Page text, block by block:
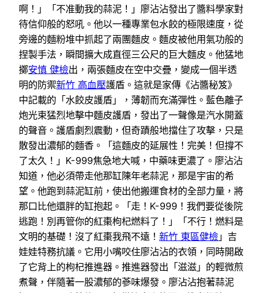
啊！」「不准動我的蒜泥！」廖沾沾發出了醬料學家對
待信仰般的怒吼。他以一種專業包水餃的極限速度，從
旁邊的麵粉堆中抓起了兩團麵皮。麵皮被他用氣功般的
捏製手法，瞬間擴大成直徑三公尺的巨大麵皮。他猛地
擲安慎 健檢出，兩張麵皮在空中交疊，變成一個半透
明的防禦新竹 高血壓護盾。這就是家傳《沾醬秘笈》
中記載的「水餃皮護盾」，薄韌而充滿彈性。藍色離子
炮光束猛烈地擊中麵皮護盾，發出了一聲像是汽水開蓋
的聲音。護盾劇烈震動，但奇蹟般地擋住了攻擊，只是
散發出濃郁的麵香。「這麵皮的延展性！完美！但撐不
了太久！」K-999焦急地大喊，中藥味更濃了。廖沾沾
知道，他必須帶走他那缸陳年老蒜泥，那是宇宙的希
望。他跑到蒜泥缸前，使出他搬運食材的全部力量，將
那口比他還胖的缸抱起。「走！K-999！我們要從後院
逃跑！別再管你的紅棗枸杞燃料了！」「不行！燃料是
文明的基礎！沒了紅棗我飛不遠！ 新竹 東區健檢 」吉
娃娃特務抗議。它用小嘴咬住廖沾沾的衣領，同時開啟
了它背上的枸杞推進器。推進器發出「滋滋」的輕微煎
煮聲，伴隨著一股濃郁的蔘味爆發。廖沾沾抱著蒜泥